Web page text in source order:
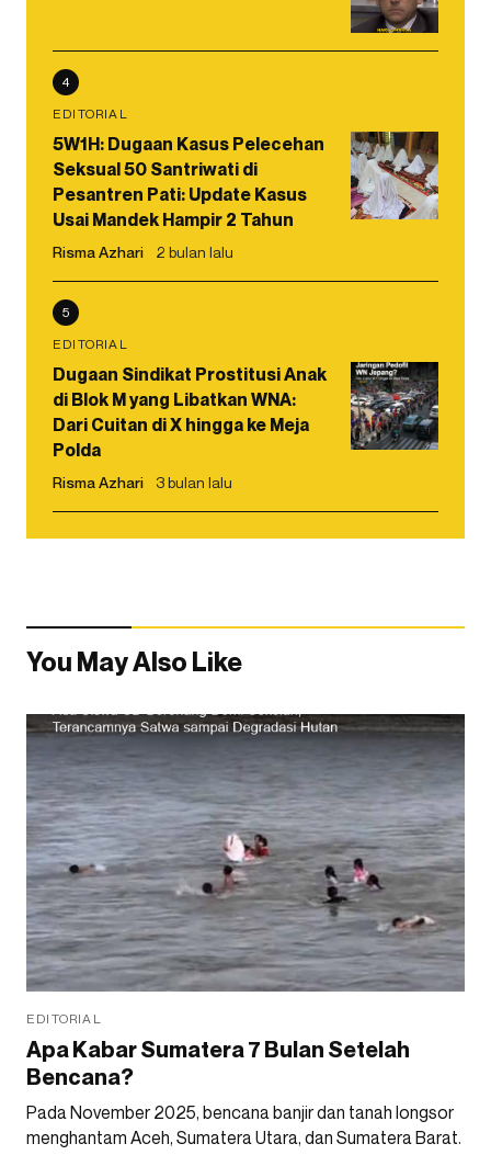
4
EDITORIAL
5W1H: Dugaan Kasus Pelecehan
Seksual 50 Santriwati di
Pesantren Pati: Update Kasus
Usai Mandek Hampir 2 Tahun
Risma Azhari 2 bulan lalu
5
EDITORIAL
Dugaan Sindikat Prostitusi Anak
di Blok M yang Libatkan WNA:
Dari Cuitan di X hingga ke Meja
Polda
Risma Azhari 3 bulan lalu
You May Also Like
EDITORIAL
Apa Kabar Sumatera 7 Bulan Setelah
Bencana?
Pada November 2025, bencana banjir dan tanah longsor
menghantam Aceh, Sumatera Utara, dan Sumatera Barat.